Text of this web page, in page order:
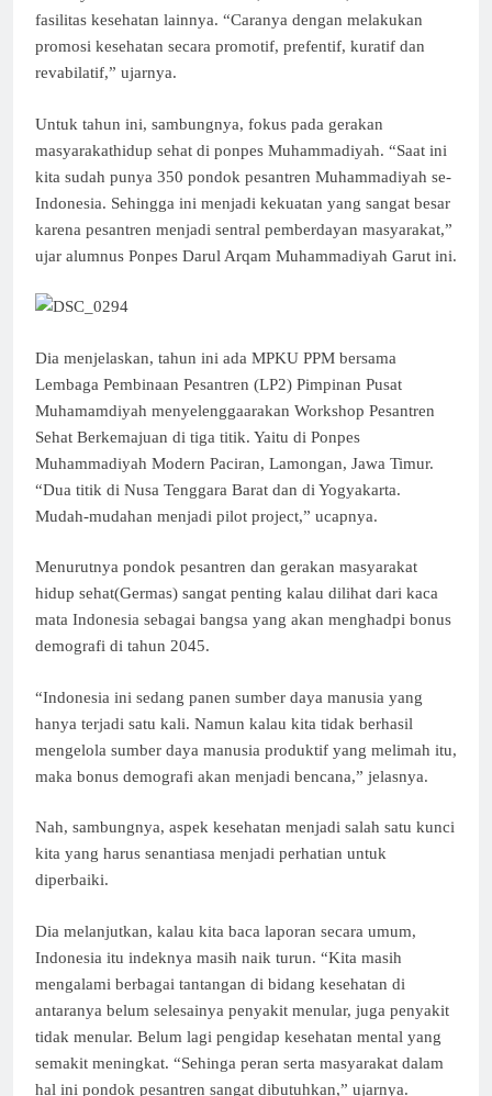
fasilitas kesehatan lainnya. “Caranya dengan melakukan
promosi kesehatan secara promotif, prefentif, kuratif dan
revabilatif,” ujarnya.
Untuk tahun ini, sambungnya, fokus pada gerakan
masyarakathidup sehat di ponpes Muhammadiyah. “Saat ini
kita sudah punya 350 pondok pesantren Muhammadiyah se-
Indonesia. Sehingga ini menjadi kekuatan yang sangat besar
karena pesantren menjadi sentral pemberdayan masyarakat,”
ujar alumnus Ponpes Darul Arqam Muhammadiyah Garut ini.
Dia menjelaskan, tahun ini ada MPKU PPM bersama
Lembaga Pembinaan Pesantren (LP2) Pimpinan Pusat
Muhamamdiyah menyelenggaarakan Workshop Pesantren
Sehat Berkemajuan di tiga titik. Yaitu di Ponpes
Muhammadiyah Modern Paciran, Lamongan, Jawa Timur.
“Dua titik di Nusa Tenggara Barat dan di Yogyakarta.
Mudah-mudahan menjadi pilot project,” ucapnya.
Menurutnya pondok pesantren dan gerakan masyarakat
hidup sehat(Germas) sangat penting kalau dilihat dari kaca
mata Indonesia sebagai bangsa yang akan menghadpi bonus
demografi di tahun 2045.
“Indonesia ini sedang panen sumber daya manusia yang
hanya terjadi satu kali. Namun kalau kita tidak berhasil
mengelola sumber daya manusia produktif yang melimah itu,
maka bonus demografi akan menjadi bencana,” jelasnya.
Nah, sambungnya, aspek kesehatan menjadi salah satu kunci
kita yang harus senantiasa menjadi perhatian untuk
diperbaiki.
Dia melanjutkan, kalau kita baca laporan secara umum,
Indonesia itu indeknya masih naik turun. “Kita masih
mengalami berbagai tantangan di bidang kesehatan di
antaranya belum selesainya penyakit menular, juga penyakit
tidak menular. Belum lagi pengidap kesehatan mental yang
semakit meningkat. “Sehinga peran serta masyarakat dalam
hal ini pondok pesantren sangat dibutuhkan,” ujarnya.